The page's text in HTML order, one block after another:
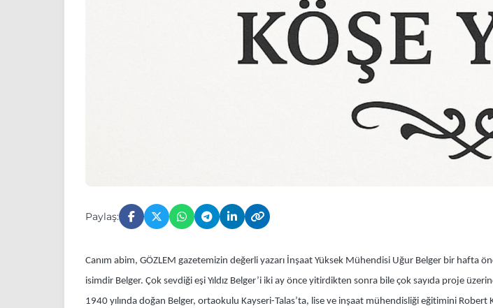
Paylaş:
Canım abim, GÖZLEM gazetemizin değerli yazarı İnşaat Yüksek Mühendisi Uğur Belger bir hafta
isimdir Belger. Çok sevdiği eşi Yıldız Belger’i iki ay önce yitirdikten sonra bile çok sayıda proje
1940 yılında doğan Belger, ortaokulu Kayseri-Talas’ta, lise ve inşaat mühendisliği eğitimini